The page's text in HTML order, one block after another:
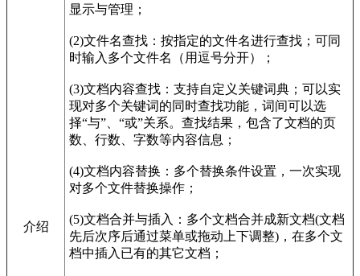
介绍
显示与管理；
(2)文件名查找：按指定的文件名进行查找；可同
时输入多个文件名（用逗号分开）；
(3)文档内容查找：支持自定义关键词典；可以实
现对多个关键词的同时查找功能，词间可以选
择“与”、“或”关系。查找结果，包含了文档的页
数、行数、字数等内容信息；
(4)文档内容替换：多个替换条件设置，一次实现
对多个文件替换操作；
(5)文档合并与插入：多个文档合并成新文档(文档
先后次序后通过菜单或拖动上下调整)，在多个文
档中插入已有的其它文档；